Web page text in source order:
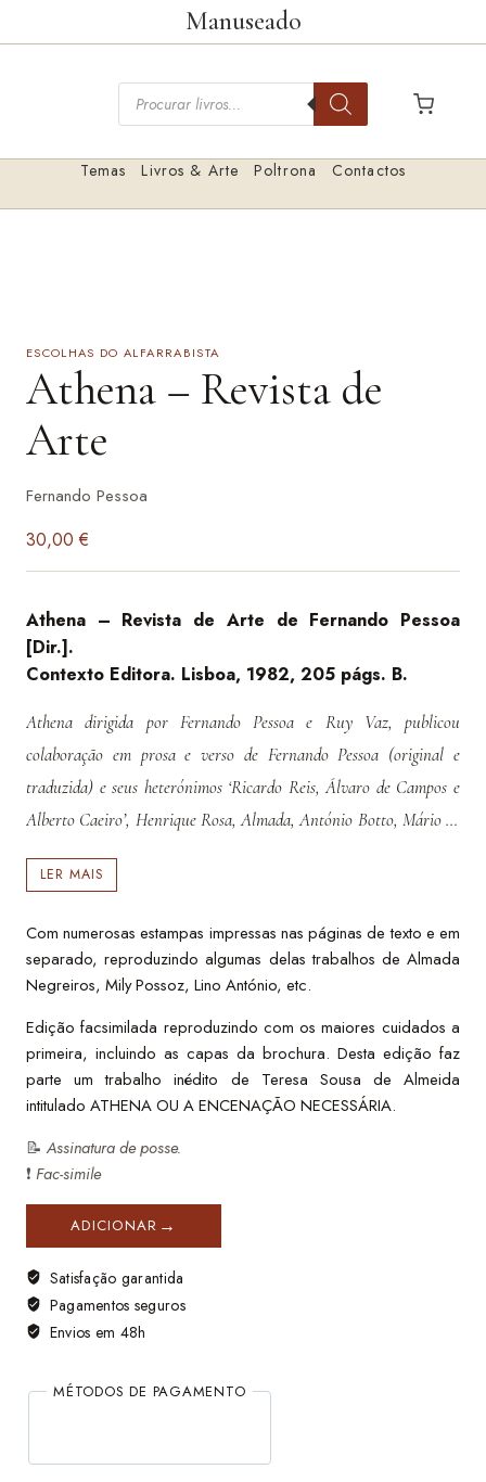
para
Manuseado
Pesquisar
livros
Temas Livros & Arte Poltrona Contactos
ESCOLHAS DO ALFARRABISTA
Athena – Revista de
Arte
Fernando Pessoa
30,00€
Athena – Revista de Arte de Fernando Pessoa
[Dir.].
Contexto Editora. Lisboa, 1982, 205 págs. B.
Athena dirigida por Fernando Pessoa e Ruy Vaz, publicou
colaboração em prosa e verso de Fernando Pessoa (original e
traduzida) e seus heterónimos ‘Ricardo Reis, Álvaro de Campos e
Alberto Caeiro’, Henrique Rosa, Almada, António Botto, Mário de
Montalvor, Mário Saa, Cardoso Martha, Carlos Lobo de Oliveira,
LER MAIS
Com numerosas estampas impressas nas páginas de texto e em
separado, reproduzindo algumas delas trabalhos de Almada
Negreiros, Mily Possoz, Lino António, etc.
Edição facsimilada reproduzindo com os maiores cuidados a
primeira, incluindo as capas da brochura. Desta edição faz
parte um trabalho inédito de Teresa Sousa de Almeida
intitulado ATHENA OU A ENCENAÇÃO NECESSÁRIA.
📝 Assinatura de posse.
❗ Fac-simile
ADICIONAR
Satisfação garantida
Pagamentos seguros
Envios em 48h
MÉTODOS DE PAGAMENTO